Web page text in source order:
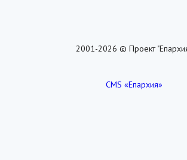
2001-2026 © Проект
CMS «Епархия»